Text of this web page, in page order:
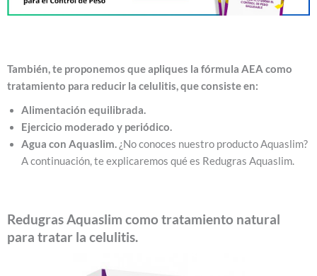
También, te proponemos que apliques la fórmula AEA como
tratamiento para reducir la celulitis, que consiste en:
Alimentación equilibrada.
Ejercicio moderado y periódico.
Agua con Aquaslim. ¿No conoces nuestro producto Aquaslim?
A continuación, te explicaremos qué es Redugras Aquaslim.
Redugras Aquaslim como tratamiento natural
para tratar la celulitis.